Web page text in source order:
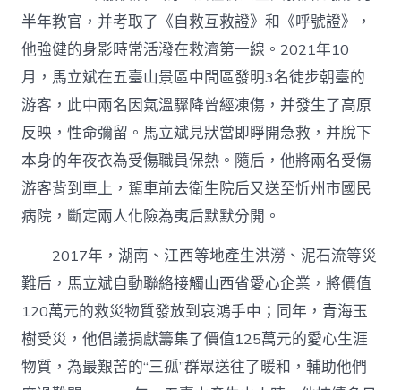
半年教官，并考取了《自救互救證》和《呼號證》，
他強健的身影時常活潑在救濟第一線。2021年10
月，馬立斌在五臺山景區中間區發明3名徒步朝臺的
游客，此中兩名因氣溫驟降曾經凍傷，并發生了高原
反映，性命彌留。馬立斌見狀當即睜開急救，并脫下
本身的年夜衣為受傷職員保熱。隨后，他將兩名受傷
游客背到車上，駕車前去衛生院后又送至忻州市國民
病院，斷定兩人化險為夷后默默分開。
2017年，湖南、江西等地產生洪澇、泥石流等災
難后，馬立斌自動聯絡接觸山西省愛心企業，將價值
120萬元的救災物質發放到哀鴻手中；同年，青海玉
樹受災，他倡議捐獻籌集了價值125萬元的愛心生涯
物質，為最艱苦的“三孤”群眾送往了暖和，輔助他們